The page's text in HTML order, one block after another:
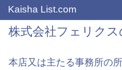
Kaisha List.com
株式会社フェリクス
本店又は主たる事務所の